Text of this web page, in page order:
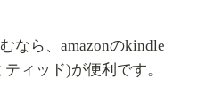
なら、amazonのkindle
ィッド)が便利です。